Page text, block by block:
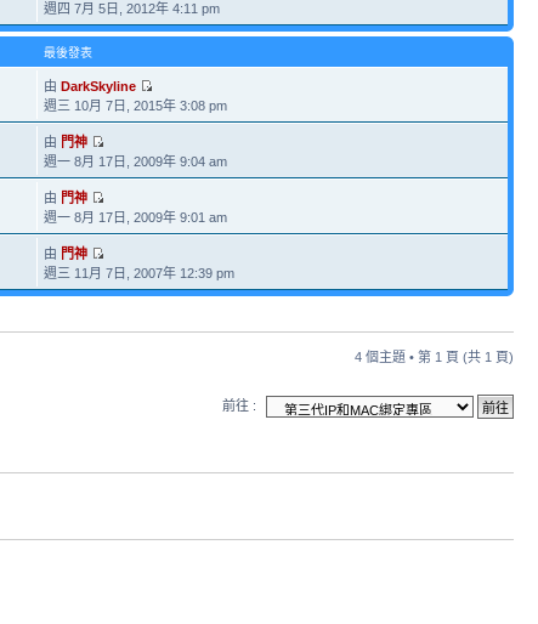
週四 7月 5日, 2012年 4:11 pm
最後發表
由DarkSkyline
週三 10月 7日, 2015年 3:08 pm
由 門神
週一 8月 17日, 2009年 9:04 am
由 門神
週一 8月 17日, 2009年 9:01 am
由 門神
週三 11月 7日, 2007年 12:39 pm
4 個主題 • 第 1 頁 (共 1 頁)
前往 :